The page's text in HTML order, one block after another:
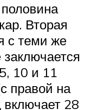
Вторая
с теми же
10 и 11
правой на
28